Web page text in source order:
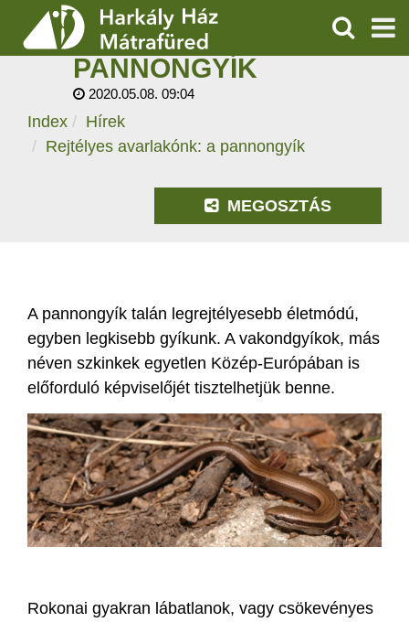
SZOLGÁLTATÁSOK
PROGRAMOK
KERESÉS
REJTÉLYES
AVARLAKÓNK: A
PANNONGYÍK
2020.05.08. 09:04
Index
Hírek
Rejtélyes avarlakónk: a pannongyík
MEGOSZTÁS
A pannongyík talán legrejtélyesebb életmódú,
egyben legkisebb gyíkunk. A vakondgyíkok, más
néven szkinkek egyetlen Közép-Európában is
előforduló képviselőjét tisztelhetjük benne.
Rokonai gyakran lábatlanok, vagy csökevényes